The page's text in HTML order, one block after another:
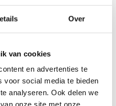
Over
van cookies
en advertenties te
voor social media te bieden
analyseren. Ook delen we
onze site met onze
waaronder enkelas, tandemas
veelal uit voorraad leverbaar.
Indien er geen prijs bij